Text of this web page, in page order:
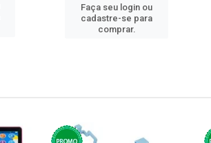
Faça seu login ou
cadastre-se para
comprar.